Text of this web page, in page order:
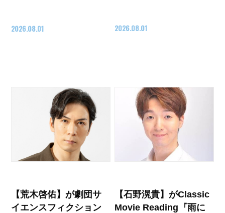
2026.08.01 2026.08.01
【荒木啓佑】が劇団サ
イエンスフィクション
【石野滉貴】がClassic
Movie Reading『雨に